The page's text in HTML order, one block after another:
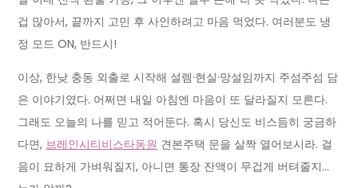
겁 많아서, 끝까지 고민 후 사인하려고 마음 먹었다. 여러분도 냉
정 모드 ON, 반드시!
이상, 한낮 충동 외출로 시작해 설렘·현실·망설임까지 주섬주섬 담
은 이야기였다. 어쩌면 내일 아침엔 마음이 또 달라질지 모른다.
그래도 오늘의 나를 믿고 적어둔다. 혹시 당신도 비스듬히 궁금하
다면, 브레인시티비스타동원 견본주택 문을 살짝 열어보시라. 걸
음이 묘하게 가벼워질지, 아니면 통장 잔액이 무겁게 버텨줄지…